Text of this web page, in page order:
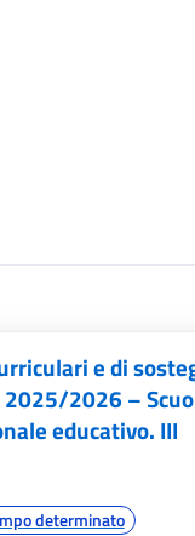
e di
2025/2026 –
educativo. III
determinato